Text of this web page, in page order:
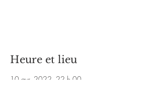
Heure et lieu
10 avr. 2022, 22 h 00